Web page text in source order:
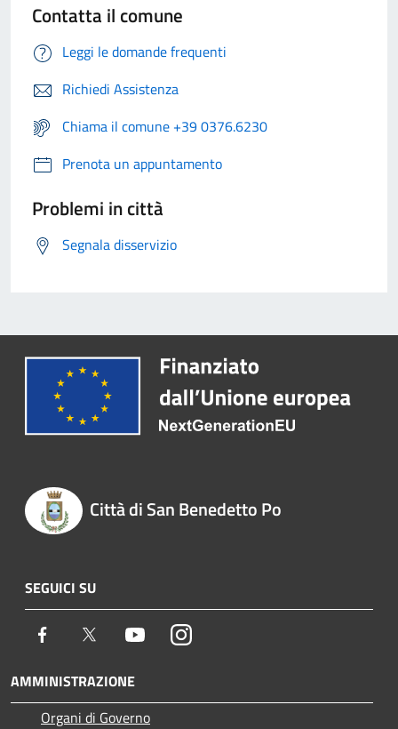
Contatta il comune
Leggi le domande frequenti
Richiedi Assistenza
Chiama il comune +39 0376.6230
Prenota un appuntamento
Problemi in città
Segnala disservizio
Città di San Benedetto Po
SEGUICI SU
Facebook Twitter YoutubeInstagram
AMMINISTRAZIONE
Organi di Governo